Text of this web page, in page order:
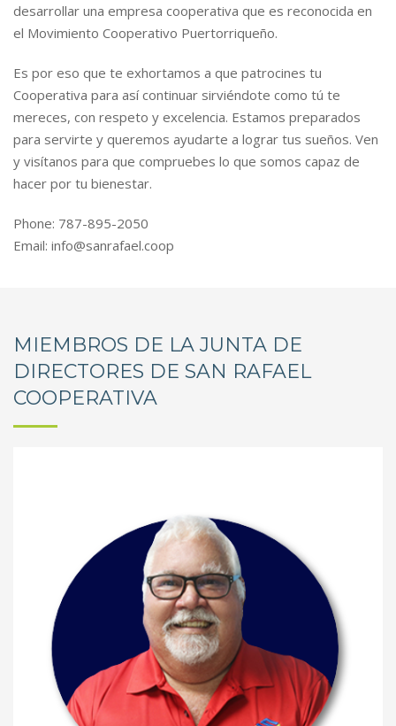
desarrollar una empresa cooperativa que es reconocida en
el Movimiento Cooperativo Puertorriqueño.
Es por eso que te exhortamos a que patrocines tu
Cooperativa para así continuar sirviéndote como tú te
mereces, con respeto y excelencia. Estamos preparados
para servirte y queremos ayudarte a lograr tus sueños. Ven
y visítanos para que compruebes lo que somos capaz de
hacer por tu bienestar.
Phone: 787-895-2050
Email: info@sanrafael.coop
MIEMBROS DE LA JUNTA DE
DIRECTORES DE SAN RAFAEL
COOPERATIVA